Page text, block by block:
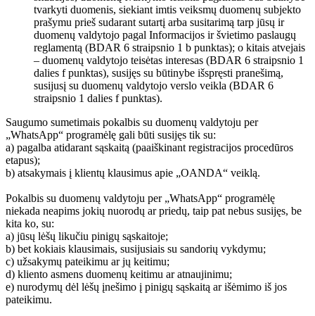
tvarkyti duomenis, siekiant imtis veiksmų duomenų subjekto
prašymu prieš sudarant sutartį arba susitarimą tarp jūsų ir
duomenų valdytojo pagal Informacijos ir švietimo paslaugų
reglamentą (BDAR 6 straipsnio 1 b punktas); o kitais atvejais
– duomenų valdytojo teisėtas interesas (BDAR 6 straipsnio 1
dalies f punktas), susijęs su būtinybe išspręsti pranešimą,
susijusį su duomenų valdytojo verslo veikla (BDAR 6
straipsnio 1 dalies f punktas).
Saugumo sumetimais pokalbis su duomenų valdytoju per
„WhatsApp“ programėlę gali būti susijęs tik su:
a) pagalba atidarant sąskaitą (paaiškinant registracijos procedūros
etapus);
b) atsakymais į klientų klausimus apie „OANDA“ veiklą.
Pokalbis su duomenų valdytoju per „WhatsApp“ programėlę
niekada neapims jokių nuorodų ar priedų, taip pat nebus susijęs, be
kita ko, su:
a) jūsų lėšų likučiu pinigų sąskaitoje;
b) bet kokiais klausimais, susijusiais su sandorių vykdymu;
c) užsakymų pateikimu ar jų keitimu;
d) kliento asmens duomenų keitimu ar atnaujinimu;
e) nurodymų dėl lėšų įnešimo į pinigų sąskaitą ar išėmimo iš jos
pateikimu.